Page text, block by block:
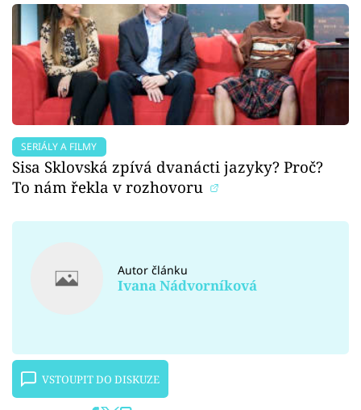
SERIÁLY A FILMY
Sisa Sklovská zpívá dvanácti jazyky? Proč?
To nám řekla v rozhovoru
Autor článku
Ivana Nádvorníková
VSTOUPIT DO DISKUZE